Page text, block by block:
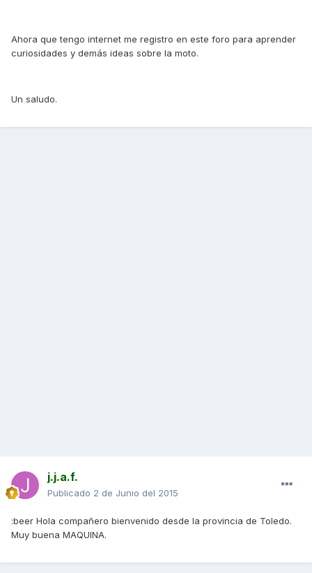
Ahora que tengo internet me registro en este foro para aprender
curiosidades y demás ideas sobre la moto.
Un saludo.
j.j.a.f.
Publicado 2 de Junio del 2015
:beer Hola compañero bienvenido desde la provincia de Toledo.
Muy buena MAQUINA.